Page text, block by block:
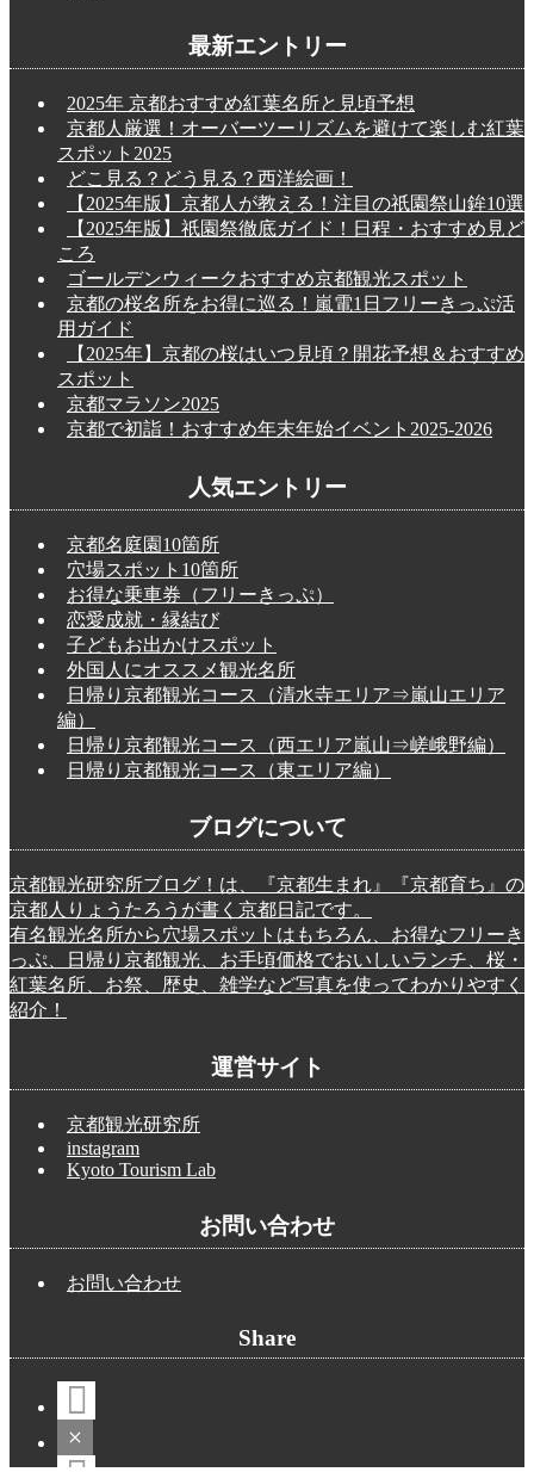
最新エントリー
2025年 京都おすすめ紅葉名所と見頃予想
京都人厳選！オーバーツーリズムを避けて楽しむ紅葉
スポット2025
どこ見る？どう見る？西洋絵画！
【2025年版】京都人が教える！注目の祇園祭山鉾10選
【2025年版】祇園祭徹底ガイド！日程・おすすめ見ど
ころ
ゴールデンウィークおすすめ京都観光スポット
京都の桜名所をお得に巡る！嵐電1日フリーきっぷ活
用ガイド
【2025年】京都の桜はいつ見頃？開花予想＆おすすめ
スポット
京都マラソン2025
京都で初詣！おすすめ年末年始イベント2025-2026
人気エントリー
京都名庭園10箇所
穴場スポット10箇所
お得な乗車券（フリーきっぷ）
恋愛成就・縁結び
子どもお出かけスポット
外国人にオススメ観光名所
日帰り京都観光コース（清水寺エリア⇒嵐山エリア
編）
日帰り京都観光コース（西エリア嵐山⇒嵯峨野編）
日帰り京都観光コース（東エリア編）
ブログについて
京都観光研究所ブログ！は、『京都生まれ』『京都育ち』の
京都人りょうたろうが書く京都日記です。
有名観光名所から穴場スポットはもちろん、お得なフリーき
っぷ、日帰り京都観光、お手頃価格でおいしいランチ、桜・
紅葉名所、お祭、歴史、雑学など写真を使ってわかりやすく
紹介！
運営サイト
京都観光研究所
instagram
Kyoto Tourism Lab
お問い合わせ
お問い合わせ
Share